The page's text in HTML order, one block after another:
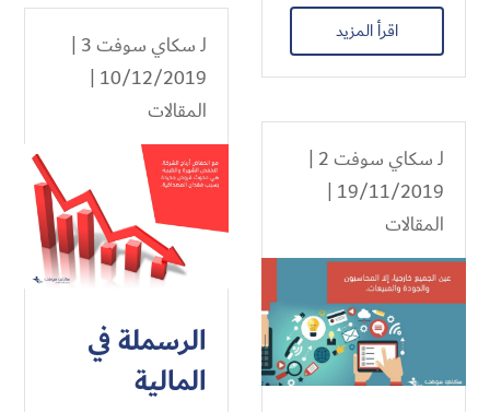
اقرأ المزيد لـسكاي سوفت 3
|
10/12/2019 |
المقالات
الرسملة في
المالية
لـسكاي سوفت 2
|
19/11/2019 |
المقالات